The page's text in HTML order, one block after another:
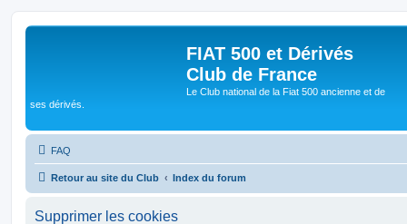
FIAT 500 et Dérivés
Club de France
Le Club national de la Fiat 500 ancienne et de
ses dérivés.
FAQ
Retour au site du Club Index du forum
Supprimer les cookies